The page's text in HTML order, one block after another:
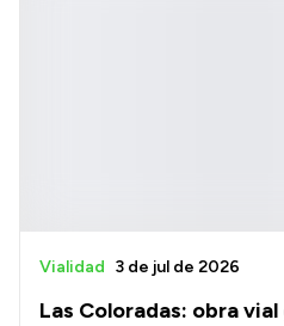
Las Coloradas: obra
Vialidad 3 de jul de 2026